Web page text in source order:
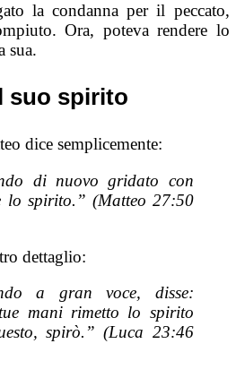
la condanna per il peccato,
Ora, poteva rendere lo
sua.
suo spirito
dice semplicemente:
di nuovo gridato con
lo spirito.” (Matteo 27:50
dettaglio:
a gran voce, disse:
mani rimetto lo spirito
spirò.” (Luca 23:46